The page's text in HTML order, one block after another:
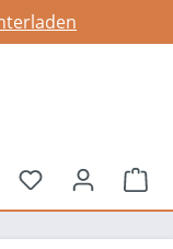
Du hast 0